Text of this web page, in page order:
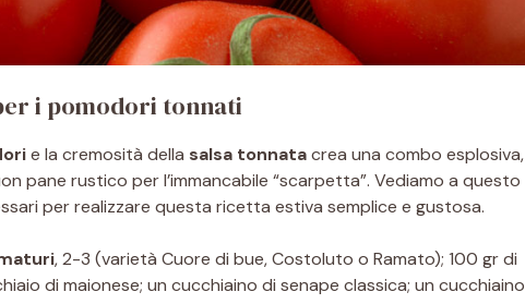
i pomodori tonnati
e la cremosità della salsa tonnatacrea una combo esplosiva,
pane rustico per l’immancabile “scarpetta”. Vediamo a questo
per realizzare questa ricetta estiva semplice e gustosa.
, 2-3 (varietà Cuore di bue, Costoluto o Ramato); 100 gr di
di maionese; un cucchiaino di senape classica; un cucchiaino